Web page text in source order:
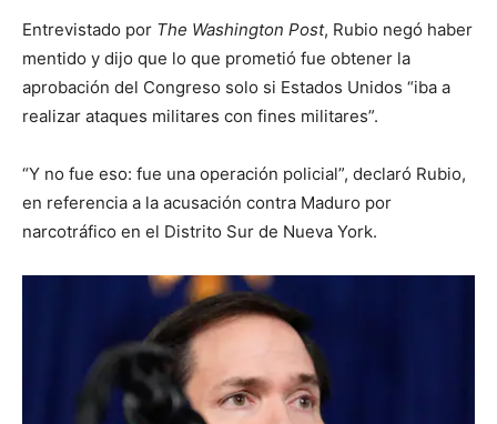
Entrevistado por The Washington Post, Rubio negó haber
mentido y dijo que lo que prometió fue obtener la
aprobación del Congreso solo si Estados Unidos “iba a
realizar ataques militares con fines militares”.
“Y no fue eso: fue una operación policial”, declaró Rubio,
en referencia a la acusación contra Maduro por
narcotráfico en el Distrito Sur de Nueva York.